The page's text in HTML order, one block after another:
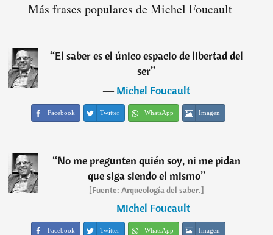
Más frases populares de Michel Foucault
“El saber es el único espacio de libertad del
ser”
―Michel Foucault
Facebook Twitter WhatsApp Imagen
“No me pregunten quién soy, ni me pidan
que siga siendo el mismo”
[Fuente: Arqueología del saber.]
―Michel Foucault
Facebook Twitter WhatsApp Imagen